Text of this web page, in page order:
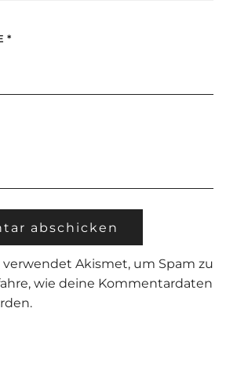
*
verwendet Akismet, um Spam zu
wie deine Kommentardaten